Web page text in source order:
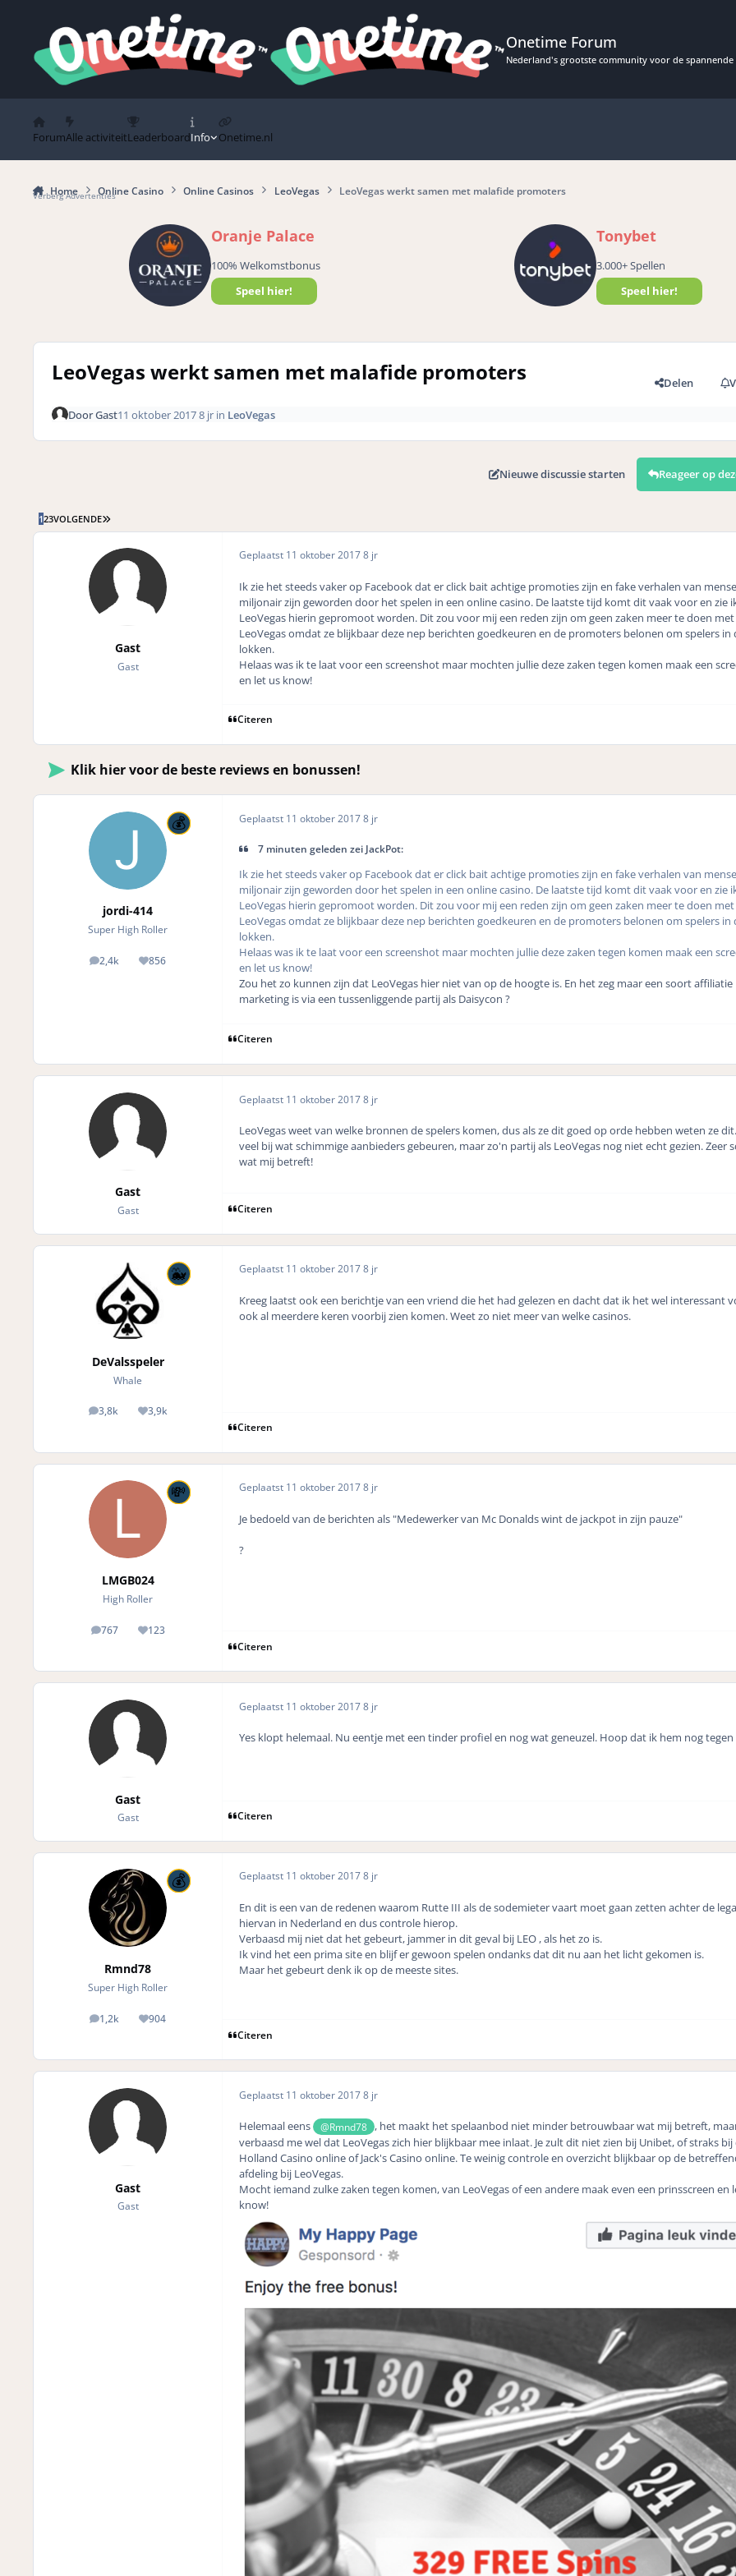
Onetime Forum
Nederland's grootste community voor de spannende
ForumAlle activiteitLeaderboardInfo Onetime.nl
Home Online Casino Online Casinos LeoVegas LeoVegas werkt samen met malafide promoters
Verberg Advertenties
Oranje Palace
100% Welkomstbonus
Speel hier!
Tonybet
3.000+ Spellen
Speel hier!
LeoVegas werkt samen met malafide promoters Delen
DoorGast11 oktober 20178 jrin LeoVegas
Nieuwe discussie starten Reageer op
123VOLGENDE LAATSTE PAGINA
Gast
Gast
Geplaatst 11 oktober 20178 jr
Ik zie het steeds vaker op Facebook dat er click bait achtige promoties zijn en fake verhalen van
miljonair zijn geworden door het spelen in een online casino. De laatste tijd komt dit vaak voor en zie
LeoVegashierin gepromoot worden. Dit zou voor mij een reden zijn om geen zaken meer te doen met
LeoVegas omdat ze blijkbaar deze nep berichten goedkeuren en de promoters belonen om spelers in
lokken.
Helaas was ik te laat voor een screenshot maar mochten jullie deze zaken tegen komen maak een
en let us know!
Citeren
Klik hier voor de beste reviews en bonussen!
jordi-414
Super High Roller
2,4k
posts 856
Reputation
Geplaatst 11 oktober 20178 jr
7 minuten geleden zei JackPot:
Ik zie het steeds vaker op Facebook dat er click bait achtige promoties zijn en fake verhalen van
miljonair zijn geworden door het spelen in een online casino. De laatste tijd komt dit vaak voor en zie
LeoVegas hierin gepromoot worden. Dit zou voor mij een reden zijn om geen zaken meer te doen met
LeoVegas omdat ze blijkbaar deze nep berichten goedkeuren en de promoters belonen om spelers in
lokken.
Helaas was ik te laat voor een screenshot maar mochten jullie deze zaken tegen komen maak een
en let us know!
Zou het zo kunnen zijn dat LeoVegas hier niet van op de hoogte is. En het zeg maar een soort affiliatie
marketing is via een tussenliggende partij als Daisycon ?
Citeren
Gast
Gast
Geplaatst 11 oktober 20178 jr
LeoVegas weet van welke bronnen de spelers komen, dus als ze dit goed op orde hebben weten ze
veel bij wat schimmige aanbieders gebeuren, maar zo'n partij als LeoVegas nog niet echt gezien. Zeer
wat mij betreft!
Citeren
DeValsspeler
Whale
3,8k
posts 3,9k
Reputation
Geplaatst 11 oktober 20178 jr
Kreeg laatst ook een berichtje van een vriend die het had gelezen en dacht dat ik het wel interessant
ook al meerdere keren voorbij zien komen. Weet zo niet meer van welke casinos.
Citeren
LMGB024
High Roller
767
posts 123
Reputation
Geplaatst 11 oktober 20178 jr
Je bedoeld van de berichten als "Medewerker van Mc Donalds wint de jackpot in zijn pauze"
?
Citeren
Gast
Gast
Geplaatst 11 oktober 20178 jr
Yes klopt helemaal. Nu eentje met een tinder profiel en nog wat geneuzel. Hoop dat ik hem nog tegen
Citeren
Rmnd78
Super High Roller
1,2k
posts 904
Reputation
Geplaatst 11 oktober 20178 jr
En dit is een van de redenen waarom Rutte III als de sodemieter vaart moet gaan zetten achter de
hiervan in Nederland en dus controle hierop.
Verbaasd mij niet dat het gebeurt, jammer in dit geval bij LEO , als het zo is.
Ik vind het een prima site en blijf er gewoon spelen ondanks dat dit nu aan het licht gekomen is.
Maar het gebeurt denk ik op de meeste sites.
Citeren
Gast
Gast
Geplaatst 11 oktober 20178 jr
Helemaal eens @Rmnd78
, het maakt het spelaanbod niet minder betrouwbaar wat mij betreft,
verbaasd me wel dat LeoVegas zich hier blijkbaar mee inlaat. Je zult dit niet zien bij Unibet, of straks bij
Holland Casino online of Jack's Casino online. Te weinig controle en overzicht blijkbaar op de
afdeling bij LeoVegas.
Mocht iemand zulke zaken tegen komen, van LeoVegas of een andere maak even een prinsscreen en
know!